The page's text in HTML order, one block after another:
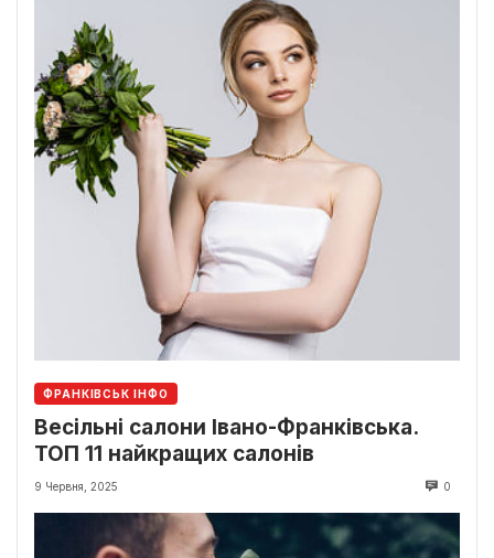
ФРАНКІВСЬК ІНФО
Весільні салони Івано-Франківська.
ТОП 11 найкращих салонів
9 Червня, 2025 0